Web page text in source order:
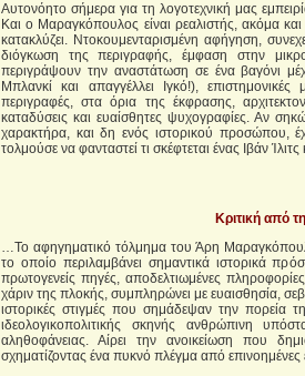
Αυτονόητο σήμερα για τη λογοτεχνική μας
Και ο Μαραγκόπουλος είναι ρεαλιστής, ακόμα
κατακλύζει. Ντοκουμενταρισμένη αφήγηση,
διόγκωση της περιγραφής, έμφαση στην
περιγράψουν την αναστάτωση σε ένα βαγόνι
Μπλανκί και απαγγέλλει Ιγκό!),
περιγραφές, στα όρια της έκφρασης,
καταδύσεις και ευαίσθητες ψυχογραφίες. Αν
χαρακτήρα, και δη ενός ιστορικού προσώπου,
τολμούσε να φανταστεί τι σκέφτεται ένας Ιβάν
Κριτική από
…Το αφηγηματικό τόλμημα του Άρη
το οποίο περιλαμβάνει σημαντικά ιστορικά
πρωτογενείς πηγές, αποδελτιωμένες
χάριν της πλοκής, συμπληρώνει με ευαισθησία,
ιστορικές στιγμές που σημάδεψαν την πορεία
ιδεολογικοπολιτικής σκηνής ανθρώπινη
αληθοφάνειας. Αίρει την ανοικείωση που
σχηματίζοντας ένα πυκνό πλέγμα από επινοημένες